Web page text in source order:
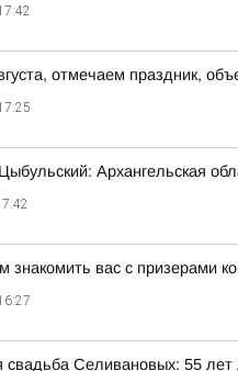
отмечаем праздник,
Архангельская
знакомить вас с призерами
свадьба Селивановых: 55 лет